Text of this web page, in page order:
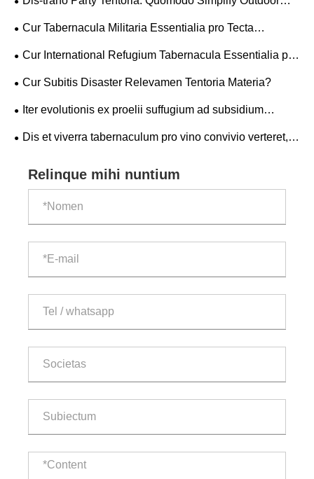
Celebrations?
Cur Tabernacula Militaria Essentialia pro Tecta
certissima in Extremis Environmentis?
Cur International Refugium Tabernacula Essentialia pro
Global Humanitaria Nisus?
Cur Subitis Disaster Relevamen Tentoria Materia?
Iter evolutionis ex proelii suffugium ad subsidium
intelligentis
Dis et viverra tabernaculum pro vino convivio verteret,
Relinque mihi nuntium